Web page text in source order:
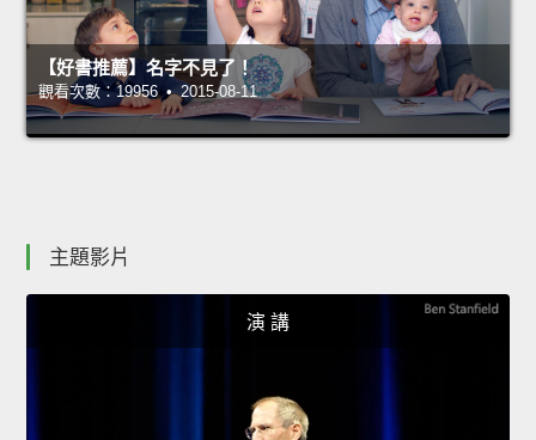
【好書推薦】名字不見了！
觀看次數：19956 • 2015-08-11
主題影片
演 講